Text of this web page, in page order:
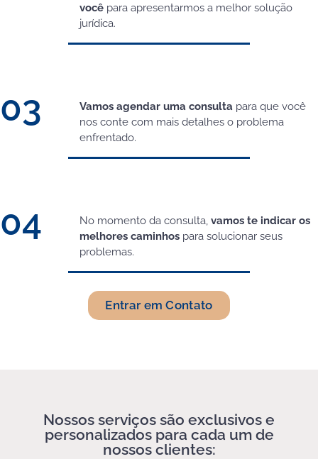
você para apresentarmos a melhor solução
jurídica.
03 Vamos agendar uma consulta para que você
nos conte com mais detalhes o problema
enfrentado.
04 No momento da consulta, vamos te indicar os
melhores caminhos para solucionar seus
problemas.
Entrar em Contato
Nossos serviços são exclusivos e
personalizados para cada um de
nossos clientes: